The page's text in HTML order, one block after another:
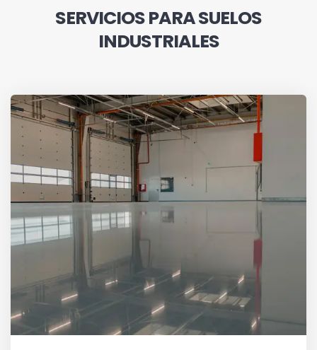
SERVICIOS PARA SUELOS
INDUSTRIALES